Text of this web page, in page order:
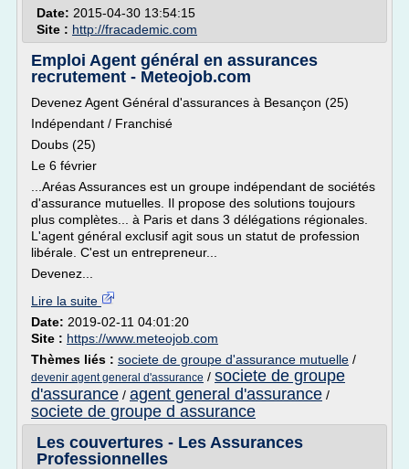
Date: 2015-04-30 13:54:15
Site : http://fracademic.com
Emploi Agent général en assurances
recrutement - Meteojob.com
Devenez Agent Général d'assurances à Besançon (25)
Indépendant / Franchisé
Doubs (25)
Le 6 février
...Aréas Assurances est un groupe indépendant de sociétés
d'assurance mutuelles. Il propose des solutions toujours
plus complètes... à Paris et dans 3 délégations régionales.
L'agent général exclusif agit sous un statut de profession
libérale. C'est un entrepreneur...
Devenez...
Lire la suite
Date: 2019-02-11 04:01:20
Site : https://www.meteojob.com
Thèmes liés : societe de groupe d'assurance mutuelle /
devenir agent general d'assurance / societe de groupe
d'assurance / agent general d'assurance /
societe de groupe d assurance
Les couvertures - Les Assurances
Professionnelles